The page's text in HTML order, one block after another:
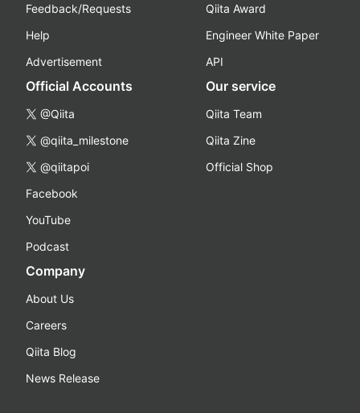
Feedback/Requests
Help
Advertisement
Qiita Award
Engineer White Paper
API
Official Accounts
@Qiita
@qiita_milestone
@qiitapoi
Facebook
YouTube
Podcast
Our service
Qiita Team
Qiita Zine
Official Shop
Company
About Us
Careers
Qiita Blog
News Release